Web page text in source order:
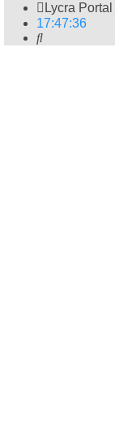
Lycra Portal
17:47:36
Suche